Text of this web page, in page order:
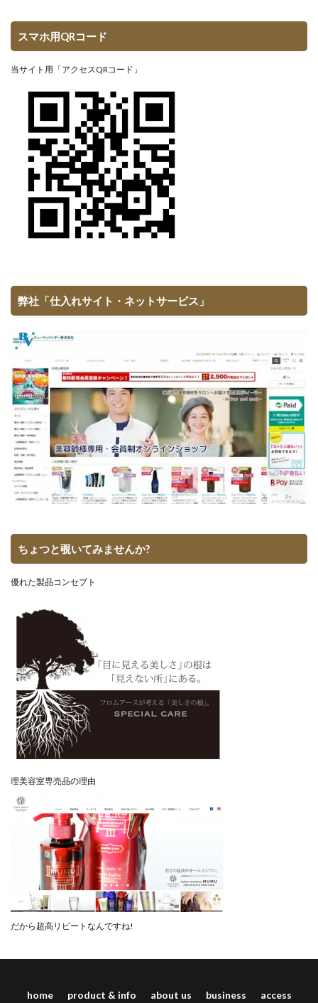
スマホ用QRコード
当サイト用「アクセスQRコード」
弊社「仕入れサイト・ネットサービス」
ちょつと覗いてみませんか?
優れた製品コンセプト
理美容室専売品の理由
だから超高リピートなんですね!
home product & info about us business access